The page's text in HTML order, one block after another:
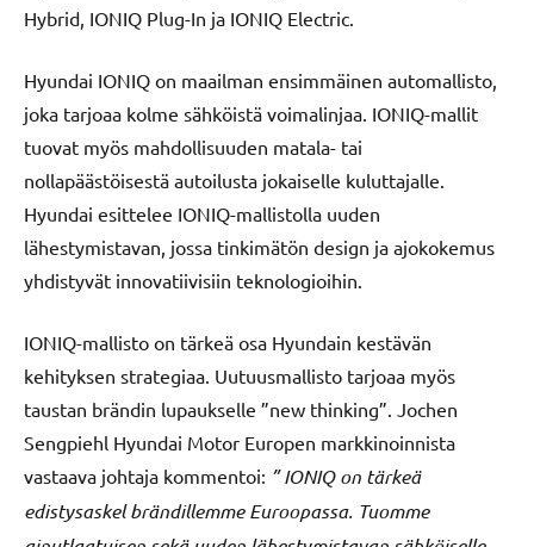
Hybrid, IONIQ Plug-In ja IONIQ Electric.
Hyundai IONIQ on maailman ensimmäinen automallisto,
joka tarjoaa kolme sähköistä voimalinjaa. IONIQ-mallit
tuovat myös mahdollisuuden matala- tai
nollapäästöisestä autoilusta jokaiselle kuluttajalle.
Hyundai esittelee IONIQ-mallistolla uuden
lähestymistavan, jossa tinkimätön design ja ajokokemus
yhdistyvät innovatiivisiin teknologioihin.
IONIQ-mallisto on tärkeä osa Hyundain kestävän
kehityksen strategiaa. Uutuusmallisto tarjoaa myös
taustan brändin lupaukselle ”new thinking”. Jochen
Sengpiehl Hyundai Motor Europen markkinoinnista
vastaava johtaja kommentoi: ”IONIQ on tärkeä
edistysaskel brändillemme Euroopassa. Tuomme